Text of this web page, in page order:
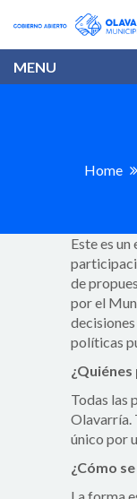
MENU
Home
Este es
de
por el
políticas
Todas las
Olavarría.
único por
¿Cómo